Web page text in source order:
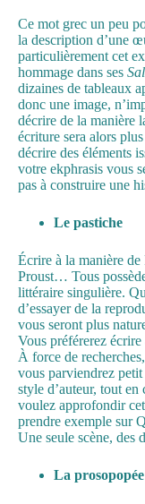
Ce mot grec un peu
la description d’une
particulièrement cet
hommage dans ses
dizaines de tableaux
donc une image,
décrire de la manière
écriture sera alors
décrire des éléments
votre ekphrasis vous
pas à construire une
Le pastiche
Écrire à la manière
Proust… Tous
littéraire singulière.
d’essayer de la
vous seront plus
Vous préférerez
À force de
vous parviendrez
style d’auteur, tout en
voulez approfondir
prendre exemple sur
Une seule scène, des
La prosopopée